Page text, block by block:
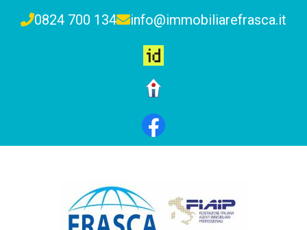
0824 700 134 info@immobiliarefrasca.it